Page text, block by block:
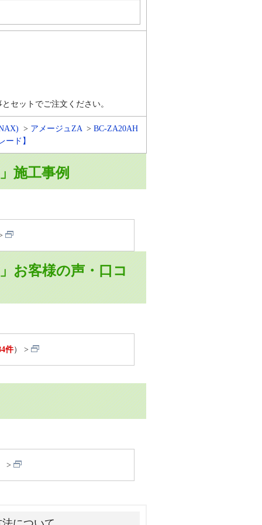
セットでご注文ください。
アメージュZA
BC-ZA20AH
ード】
施工事例
お客様の声・口コ
件）